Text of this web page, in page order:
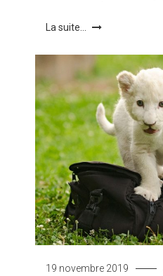
La suite...
19 novembre 2019